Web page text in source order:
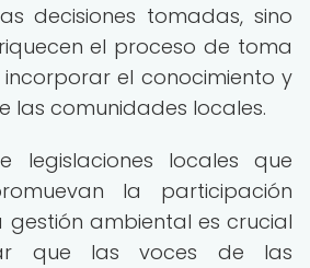
decisiones tomadas, sino
el proceso de toma
el conocimiento y
las comunidades locales.
legislaciones locales que
la participación
ambiental es crucial
que las voces de las